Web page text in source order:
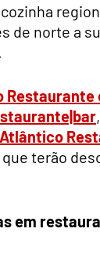
de norte a
Restaurante
Atlântico
terão
em